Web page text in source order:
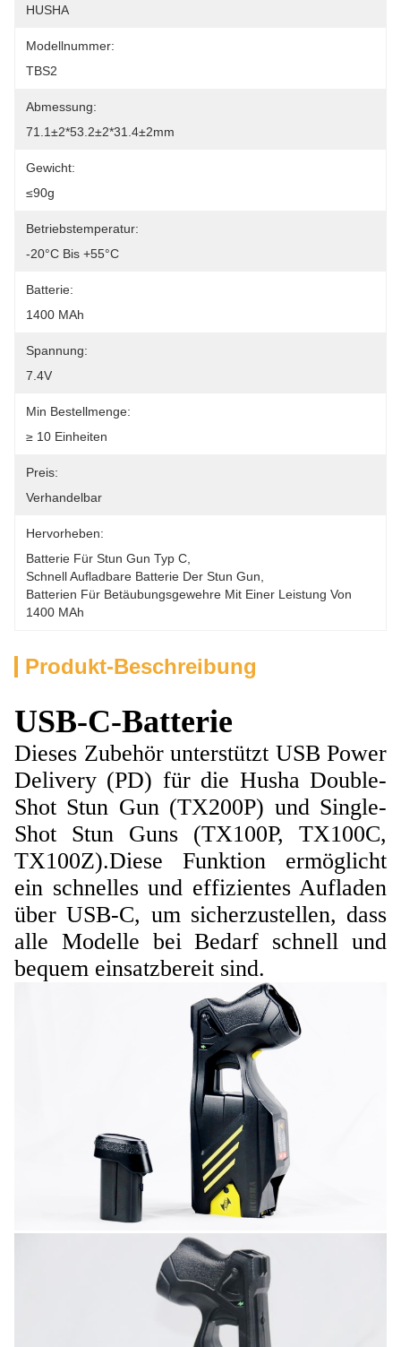
HUSHA
Modellnummer:
TBS2
Abmessung:
71.1±2*53.2±2*31.4±2mm
Gewicht:
≤90g
Betriebstemperatur:
-20°C Bis +55°C
Batterie:
1400 MAh
Spannung:
7.4V
Min Bestellmenge:
≥ 10 Einheiten
Preis:
Verhandelbar
Hervorheben:
Batterie Für Stun Gun Typ C
Schnell Aufladbare Batterie Der Stun Gun
Batterien Für Betäubungsgewehre Mit Einer Leistung Von
1400 MAh
Produkt-Beschreibung
USB-C-Batterie
Dieses Zubehör unterstützt USB Power
Delivery (PD) für die Husha Double-
Shot Stun Gun (TX200P) und Single-
Shot Stun Guns (TX100P, TX100C,
TX100Z).Diese Funktion ermöglicht
ein schnelles und effizientes Aufladen
über USB-C, um sicherzustellen, dass
alle Modelle bei Bedarf schnell und
bequem einsatzbereit sind.